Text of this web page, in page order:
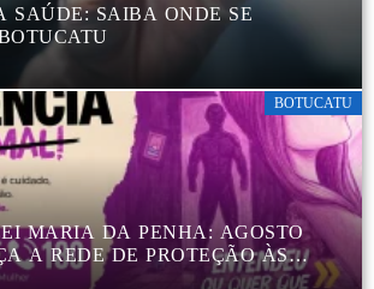
SAÚDE: SAIBA ONDE SE
BOTUCATU
MARIA DA PENHA: AGOSTO
A REDE DE PROTEÇÃO ÀS
BOTUCATU